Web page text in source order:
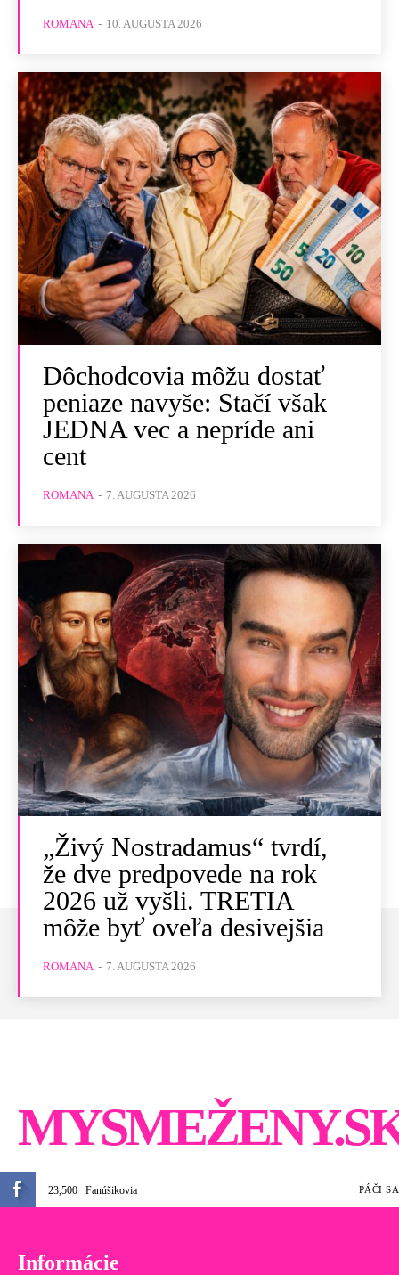
ROMANA - 10. AUGUSTA 2026
Dôchodcovia môžu dostať
peniaze navyše: Stačí však
JEDNA vec a nepríde ani
cent
ROMANA - 7. AUGUSTA 2026
„Živý Nostradamus“ tvrdí,
že dve predpovede na rok
2026 už vyšli. TRETIA
môže byť oveľa desivejšia
ROMANA - 7. AUGUSTA 2026
23,500 Fanúšikovia PÁČI SA
Informácie